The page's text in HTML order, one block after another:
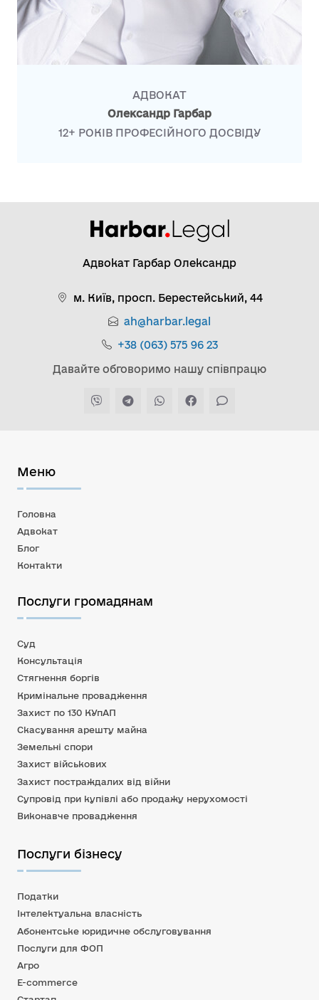
АДВОКАТ
Олександр Гарбар
12+ РОКІВ ПРОФЕСІЙНОГО ДОСВІДУ
Адвокат Гарбар Олександр
м. Київ, просп. Берестейський, 44
ah@harbar.legal
+38 (063) 575 96 23
Давайте обговоримо нашу співпрацю
Меню
Головна
Адвокат
Блог
Контакти
Послуги громадянам
Суд
Консультація
Стягнення боргів
Кримінальне провадження
Захист по 130 КУпАП
Скасування арешту майна
Земельні спори
Захист військових
Захист постраждалих від війни
Супровід при купівлі або продажу нерухомості
Виконавче провадження
Послуги бізнесу
Податки
Інтелектуальна власність
Абонентське юридичне обслуговування
Послуги для ФОП
Агро
E-commerce